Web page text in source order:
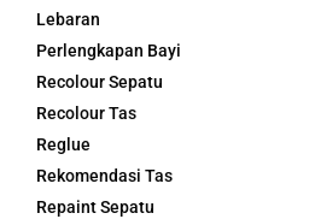
Lebaran
Perlengkapan Bayi
Recolour Sepatu
Recolour Tas
Reglue
Rekomendasi Tas
Repaint Sepatu